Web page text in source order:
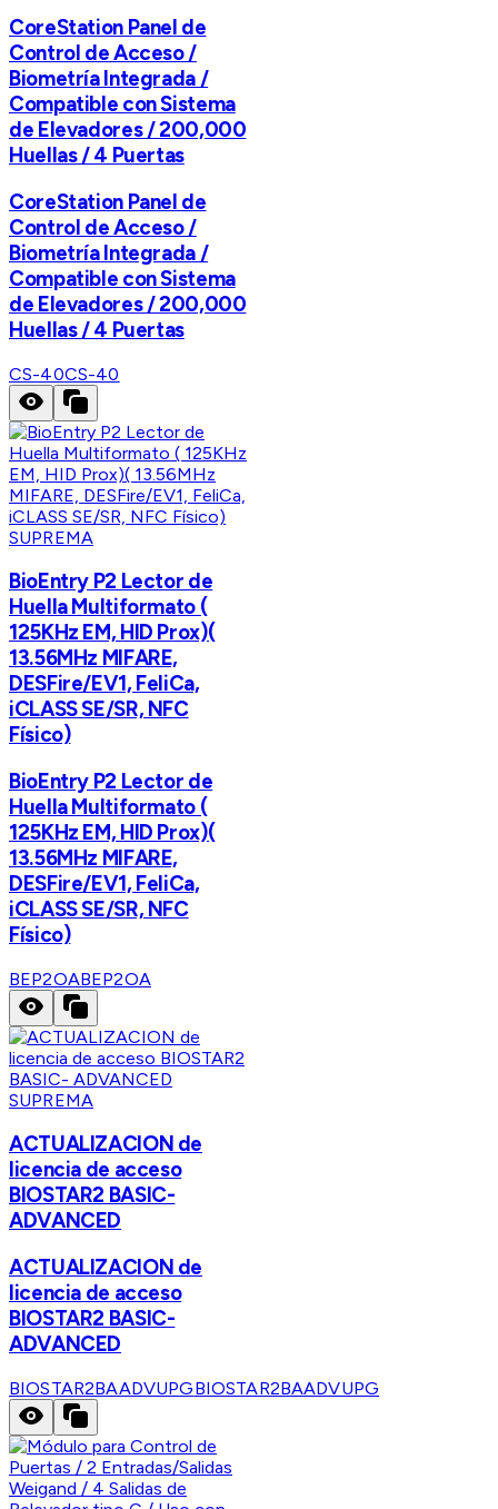
CoreStation Panel de
Control de Acceso /
Biometría Integrada /
Compatible con Sistema
de Elevadores / 200,000
Huellas / 4 Puertas
CoreStation Panel de
Control de Acceso /
Biometría Integrada /
Compatible con Sistema
de Elevadores / 200,000
Huellas / 4 Puertas
CS-40CS-40
SUPREMA
BioEntry P2 Lector de
Huella Multiformato (
125KHz EM, HID Prox)(
13.56MHz MIFARE,
DESFire/EV1, FeliCa,
iCLASS SE/SR, NFC
Físico)
BioEntry P2 Lector de
Huella Multiformato (
125KHz EM, HID Prox)(
13.56MHz MIFARE,
DESFire/EV1, FeliCa,
iCLASS SE/SR, NFC
Físico)
BEP2OABEP2OA
SUPREMA
ACTUALIZACION de
licencia de acceso
BIOSTAR2 BASIC-
ADVANCED
ACTUALIZACION de
licencia de acceso
BIOSTAR2 BASIC-
ADVANCED
BIOSTAR2BAADVUPGBIOSTAR2BAADVUPG